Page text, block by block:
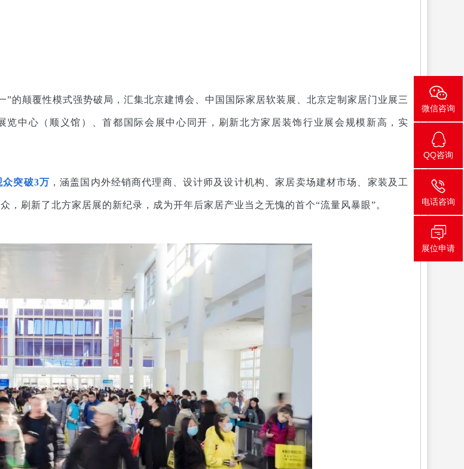
”的颠覆性模式强势破局，汇集北京建博会、中国国际家居软装展、北京定制家居门业展三
览中心（顺义馆）、首都国际会展中心同开，刷新北方家居装饰行业展会规模新高，实
众突破3万 ，涵盖国内外经销商代理商、设计师及设计机构、家居卖场建材市场、家装及工
，刷新了北方家居展的新纪录，成为开年后家居产业当之无愧的首个“流量风暴眼”。
微信咨询
QQ咨询
电话咨询
展位申请